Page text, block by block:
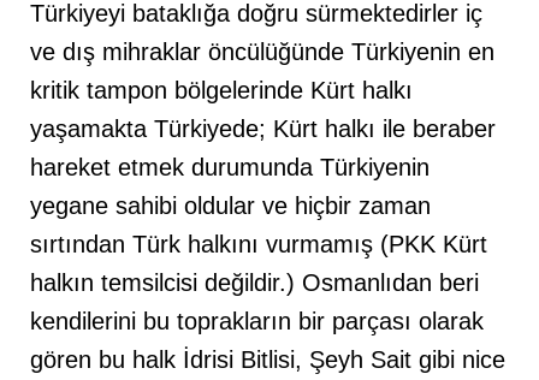
Türkiyeyi bataklığa doğru sürmektedirler iç
ve dış mihraklar öncülüğünde Türkiyenin en
kritik tampon bölgelerinde Kürt halkı
yaşamakta Türkiyede; Kürt halkı ile beraber
hareket etmek durumunda Türkiyenin
yegane sahibi oldular ve hiçbir zaman
sırtından Türk halkını vurmamış (PKK Kürt
halkın temsilcisi değildir.) Osmanlıdan beri
kendilerini bu toprakların bir parçası olarak
gören bu halk İdrisi Bitlisi, Şeyh Sait gibi nice